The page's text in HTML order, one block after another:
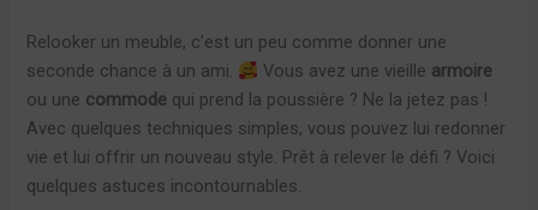
Relooker un meuble, c’est un peu comme donner une
seconde chance à un ami.
Vous avez une vieille armoire
ou une commode qui prend la poussière ? Ne la jetez pas !
Avec quelques techniques simples, vous pouvez lui redonner
vie et lui offrir un nouveau style. Prêt à relever le défi ? Voici
quelques astuces incontournables.